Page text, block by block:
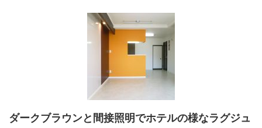
ダークブラウンと間接照明でホテルの様なラグジュ